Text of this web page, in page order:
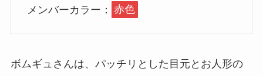
メンバーカラー： 赤色
ボムギュさんは、パッチリとした目元とお人形の